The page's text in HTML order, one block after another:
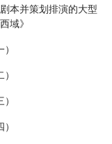
本并策划排演的大型
域》